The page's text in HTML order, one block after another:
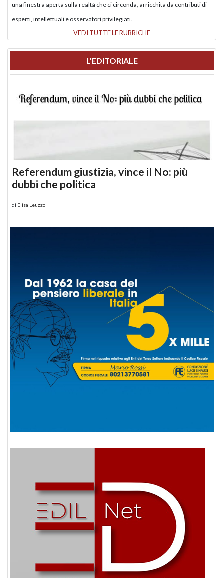
una finestra aperta sulla realtà che ci circonda, arricchita da contributi di
esperti, intellettuali e osservatori privilegiati.
VEDI TUTTE LE RUBRICHE
L'EDITORIALE
Referendum giustizia, vince il No: più
dubbi che politica
di Elisa Leuzzo